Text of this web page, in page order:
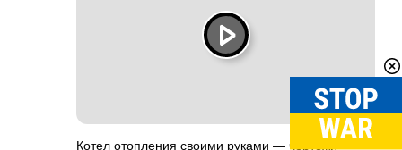
Котел отопления своими руками — чертежи